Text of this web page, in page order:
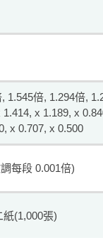
1.545倍, 1.294倍,
x 1.189, x
x 0.707, x 0.500
每段 0.001倍)
(1,000張)